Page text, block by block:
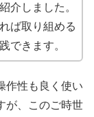
介しました。
ば取り組める
できます。
作性も良く使い
が、このご時世